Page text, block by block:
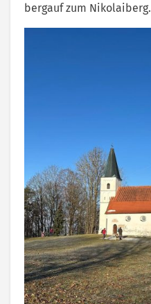
bergauf zum Nikolaiberg.